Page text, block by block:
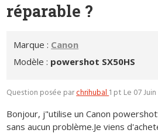
réparable ?
Marque : Canon
Modèle : powershot SX50HS
Question posée parchrihubal1 pt Le 07
Bonjour, j"utilise un Canon
sans aucun problème.Je viens